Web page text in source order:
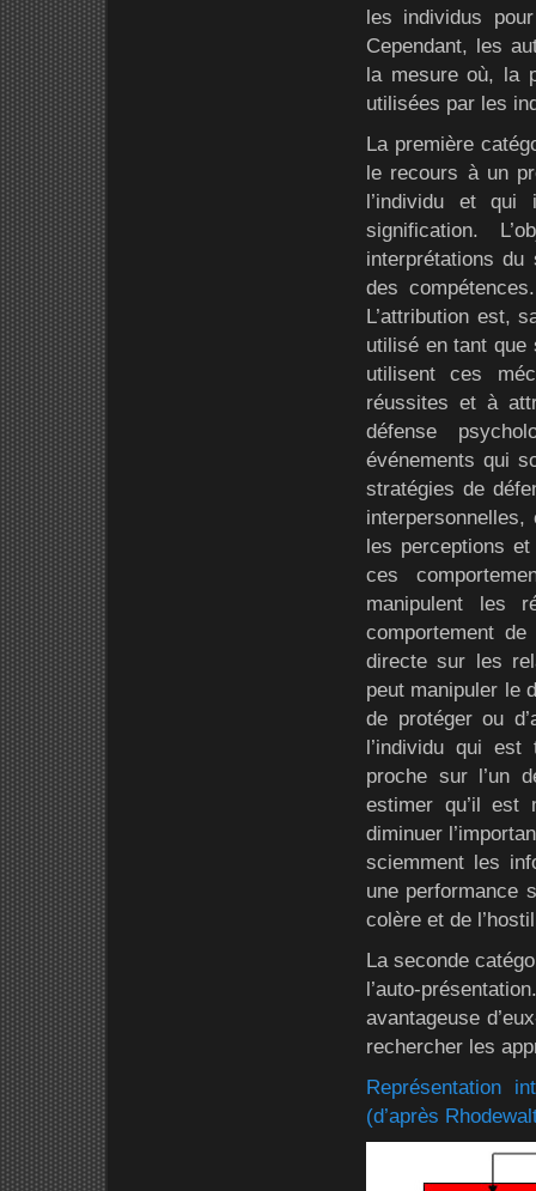
les individus
Cependant, les
la mesure où, la
utilisées par les
La première
le recours à un
l’individu et qui
signification.
interprétations du
des
L’attribution est,
utilisé en tant que
utilisent ces
réussites et à
défense
événements qui
stratégies de
les perceptions
ces
manipulent les
comportement
directe sur les
peut manipuler le
de protéger ou
l’individu qui
proche sur l’un
estimer qu’il est
diminuer
sciemment les
une performance
colère et de
La seconde
l’auto-
avantageuse
rechercher les
Représentation
(d’après